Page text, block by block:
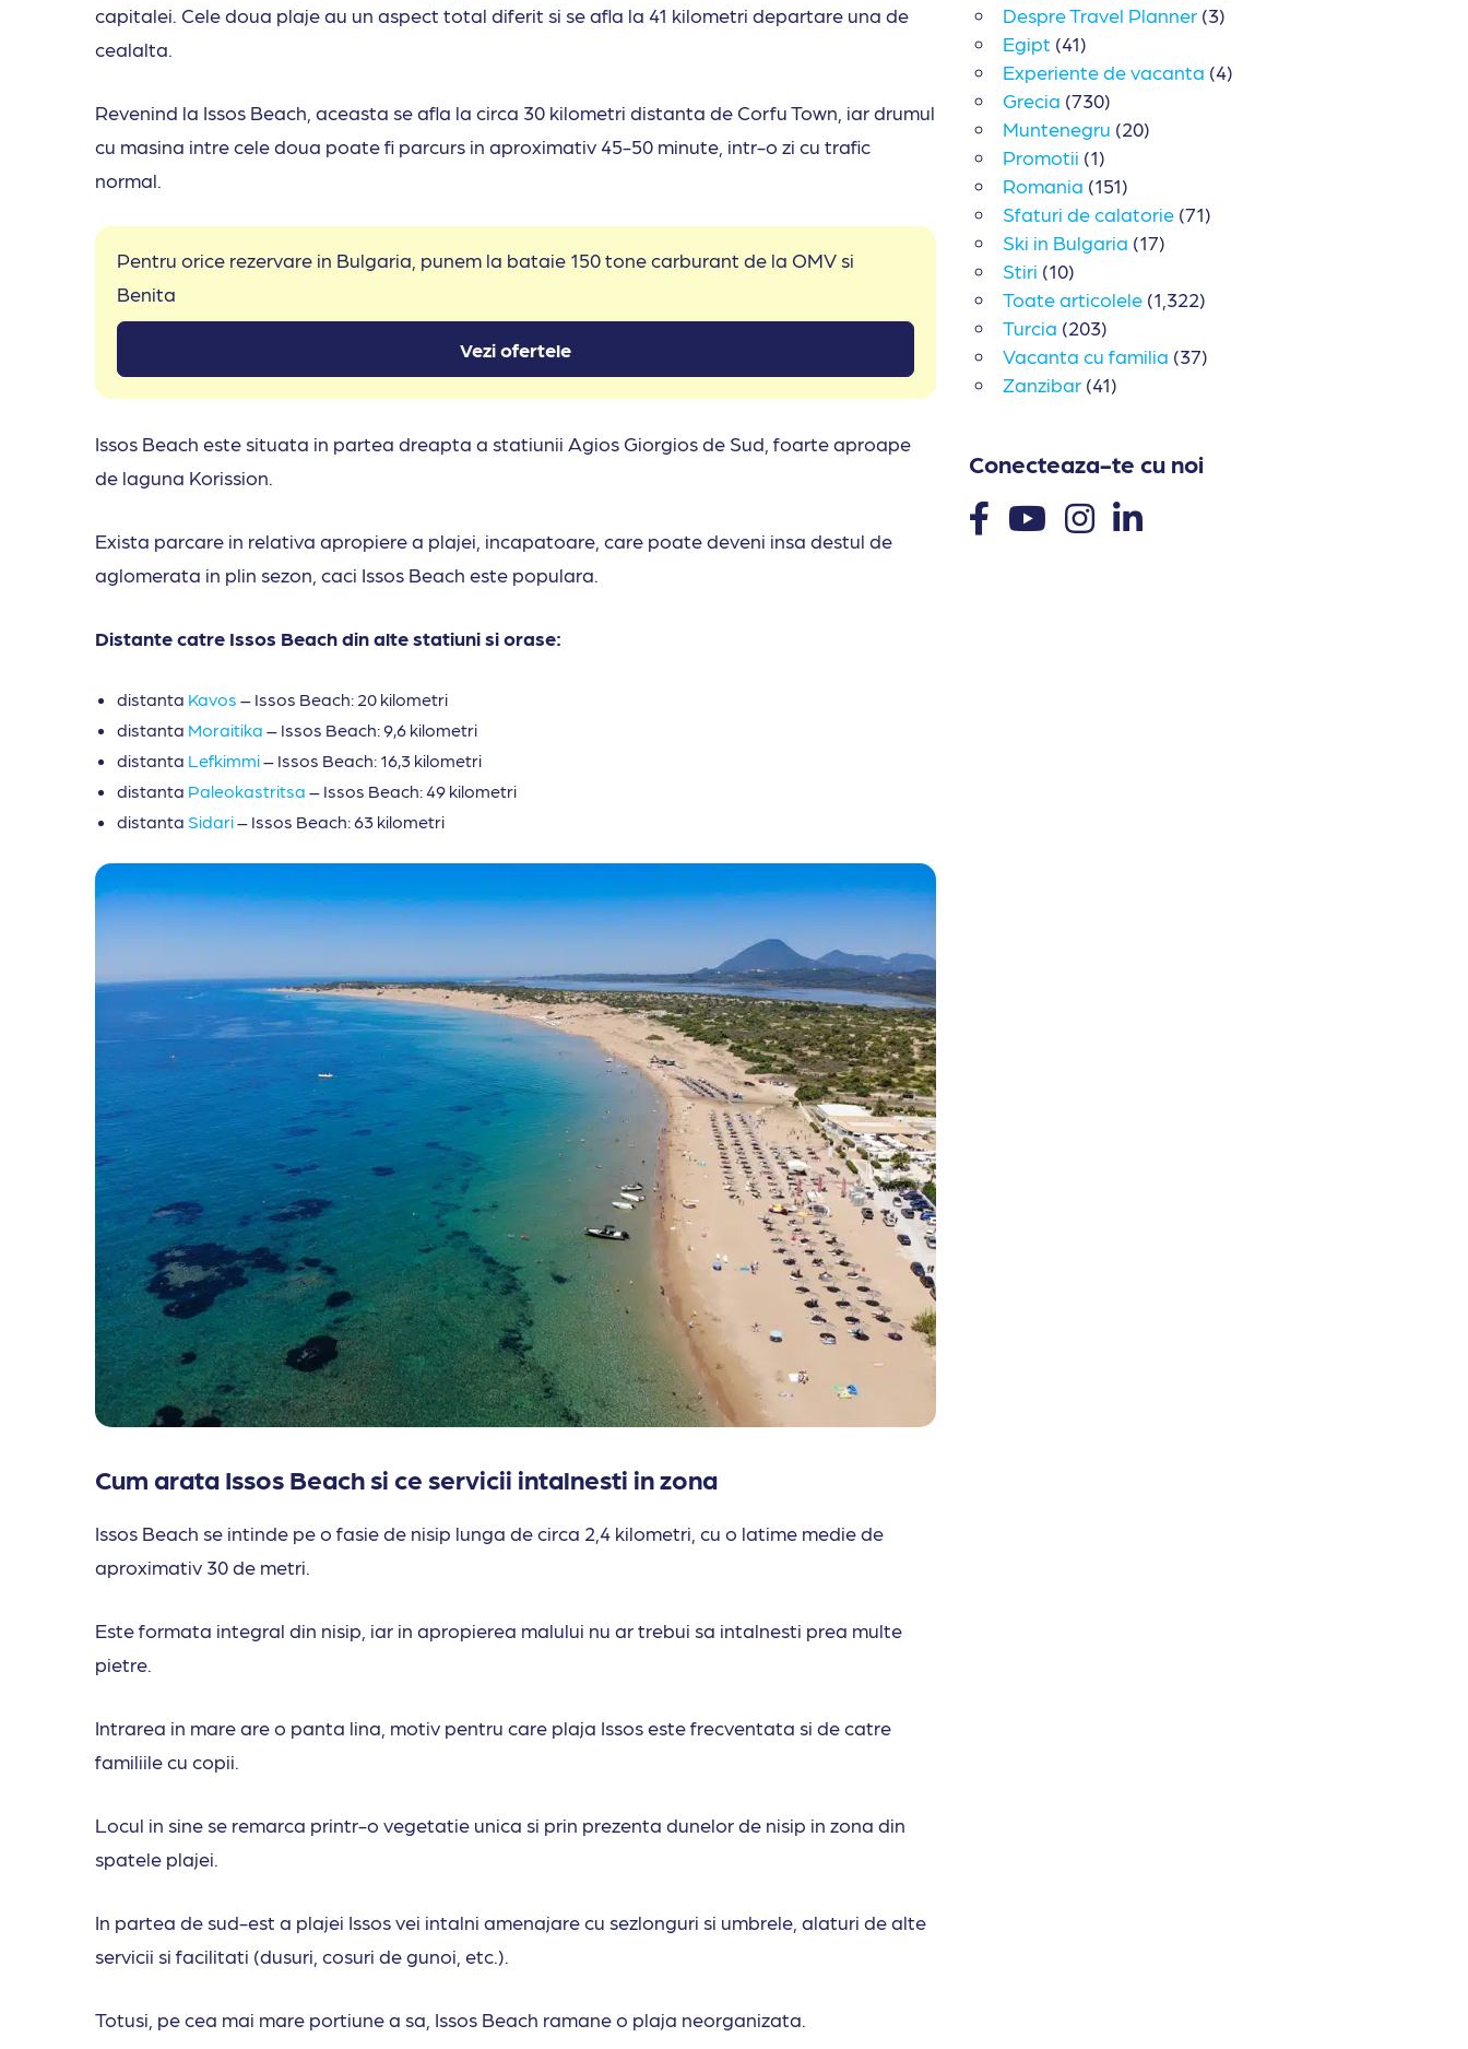
capitalei. Cele doua plaje au un aspect total diferit si se afla la 41 kilometri departare una de
cealalta.
Revenind la Issos Beach, aceasta se afla la circa 30 kilometri distanta de Corfu Town, iar drumul
cu masina intre cele doua poate fi parcurs in aproximativ 45-50 minute, intr-o zi cu trafic
normal.
Pentru orice rezervare in Bulgaria, punem la bataie 150 tone carburant de la OMV si
Benita
Vezi ofertele
Issos Beach este situata in partea dreapta a statiunii Agios Giorgios de Sud, foarte aproape
de laguna Korission.
Exista parcare in relativa apropiere a plajei, incapatoare, care poate deveni insa destul de
aglomerata in plin sezon, caci Issos Beach este populara.
Distante catre Issos Beach din alte statiuni si orase:
distanta Kavos – Issos Beach: 20 kilometri
distanta Moraitika – Issos Beach: 9,6 kilometri
distanta Lefkimmi– Issos Beach: 16,3 kilometri
distanta Paleokastritsa – Issos Beach: 49 kilometri
distanta Sidari– Issos Beach: 63 kilometri
Cum arata Issos Beach si ce servicii intalnesti in zona
Issos Beach se intinde pe o fasie de nisip lunga de circa 2,4 kilometri, cu o latime medie de
aproximativ 30 de metri.
Este formata integral din nisip, iar in apropierea malului nu ar trebui sa intalnesti prea multe
pietre.
Intrarea in mare are o panta lina, motiv pentru care plaja Issos este frecventata si de catre
familiile cu copii.
Locul in sine se remarca printr-o vegetatie unica si prin prezenta dunelor de nisip in zona din
spatele plajei.
In partea de sud-est a plajei Issos vei intalni amenajare cu sezlonguri si umbrele, alaturi de alte
servicii si facilitati (dusuri, cosuri de gunoi, etc.).
Totusi, pe cea mai mare portiune a sa, Issos Beach ramane o plaja neorganizata.
Despre Travel Planner (3)
Egipt (41)
Experiente de vacanta (4)
Grecia (730)
Muntenegru (20)
Promotii (1)
Romania (151)
Sfaturi de calatorie (71)
Ski in Bulgaria (17)
Stiri (10)
Toate articolele (1,322)
Turcia (203)
Vacanta cu familia (37)
Zanzibar (41)
Conecteaza-te cu noi